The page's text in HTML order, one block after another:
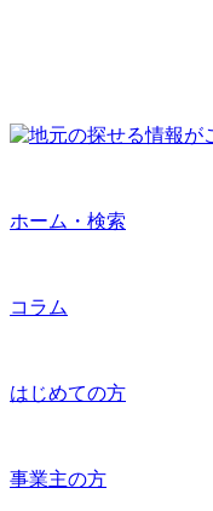
ホーム・検索
コラム
はじめての方
事業主の方